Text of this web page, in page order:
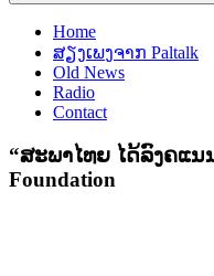
Home
ສຽງເພງຈາກ Paltalk
Old News
Radio
Contact
“ສະພາໄທຍ ໄດ້ລົງຄແ
Foundation